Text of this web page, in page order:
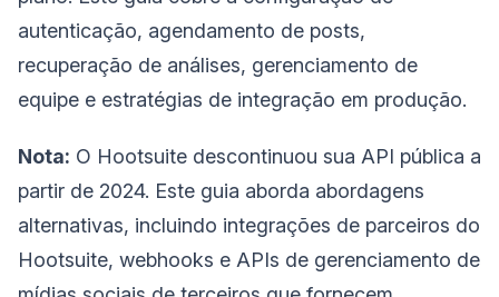
autenticação, agendamento de posts,
recuperação de análises, gerenciamento de
equipe e estratégias de integração em produção.
Nota: O Hootsuite descontinuou sua API pública a
partir de 2024. Este guia aborda abordagens
alternativas, incluindo integrações de parceiros do
Hootsuite, webhooks e APIs de gerenciamento de